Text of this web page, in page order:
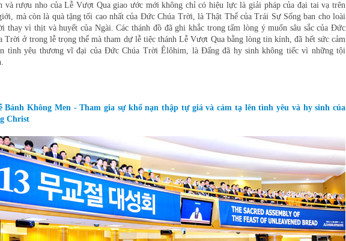
và rượu nho của Lễ Vượt Qua giao ước mới không chỉ có hiệu lực là giải pháp của đại tai vạ trên
mà còn là quà tặng tối cao nhất của Đức Chúa Trời, là Thật Thể của Trái Sự Sống ban cho loài
thay vì thịt và huyết của Ngài. Các thánh đồ đã ghi khắc trong tấm lòng ý muốn sâu sắc của Đức
Trời ở trong lễ trọng thể mà tham dự lễ tiệc thánh Lễ Vượt Qua bằng lòng tin kính, đã hết sức cảm
tình yêu thương vĩ đại của Đức Chúa Trời Êlôhim, là Đấng đã hy sinh không tiếc vì những tội
Bánh Không Men - Tham gia sự khổ nạn thập tự giá và cảm tạ lên tình yêu và hy sinh của
Christ